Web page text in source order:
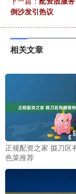
倒沙发引热议
相关文章
正规配资之家 掇刀区
色菜推荐